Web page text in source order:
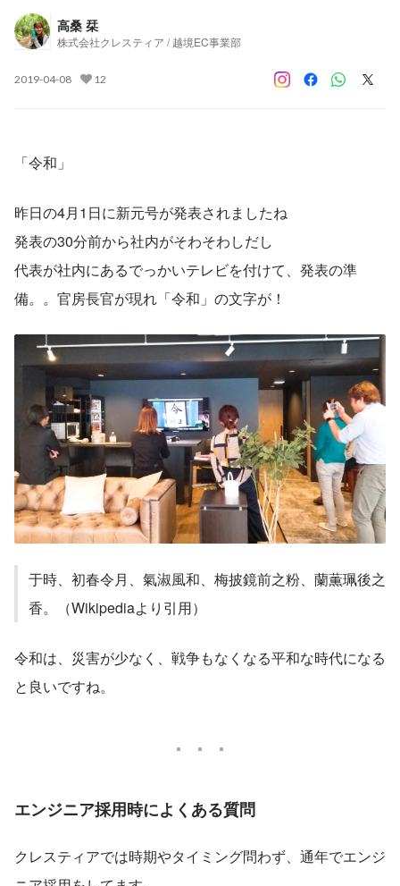
高桑 栞
株式会社クレスティア / 越境EC事業部
2019-04-08 12
「令和」
昨日の4月1日に新元号が発表されましたね
発表の30分前から社内がそわそわしだし
代表が社内にあるでっかいテレビを付けて、発表の準
備。。官房長官が現れ「令和」の文字が！
于時、初春令月、氣淑風和、梅披鏡前之粉、蘭薫珮後之
香。（Wikipediaより引用）
令和は、災害が少なく、戦争もなくなる平和な時代になる
と良いですね。
エンジニア採用時によくある質問
クレスティアでは時期やタイミング問わず、通年でエンジ